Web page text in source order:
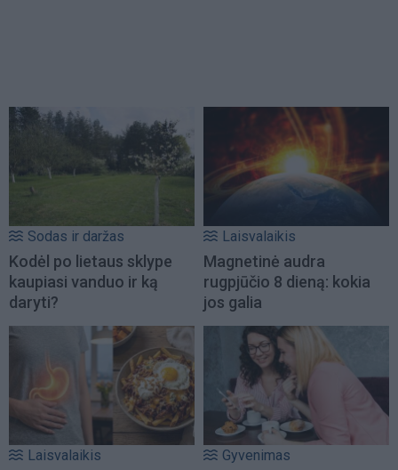
Sodas ir daržas
Kodėl po lietaus sklype
kaupiasi vanduo ir ką
daryti?
Laisvalaikis
Magnetinė audra
rugpjūčio 8 dieną: kokia
jos galia
Laisvalaikis Gyvenimas